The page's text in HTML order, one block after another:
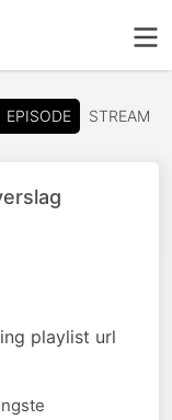
EPISODE STREAM
playlist url